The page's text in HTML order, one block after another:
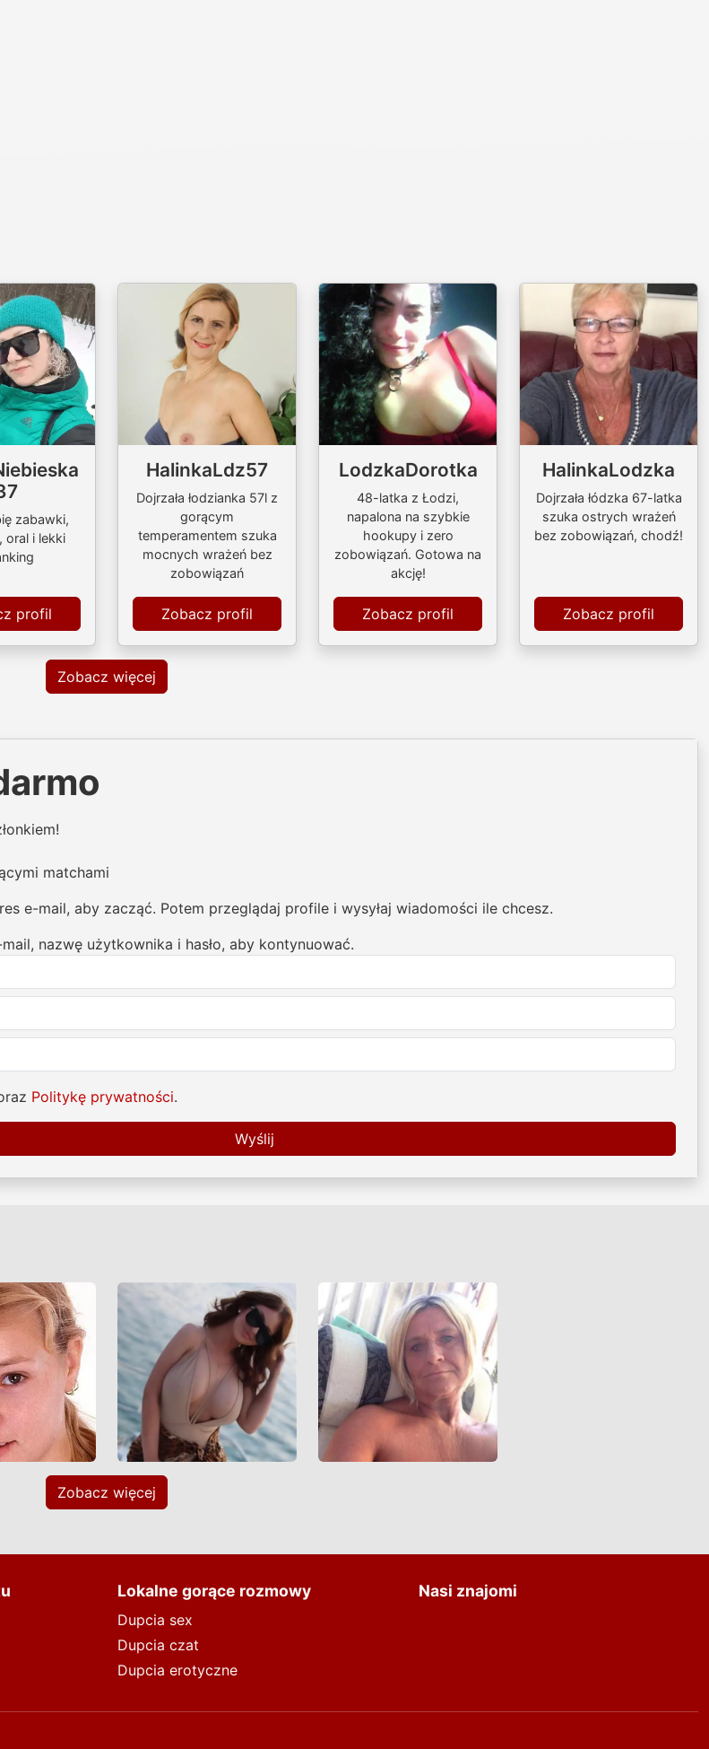
zabawki,
oral i lekki
profil
HalinkaLdz57
Dojrzała łodzianka 57l z
gorącym
temperamentem szuka
mocnych wrażeń bez
zobowiązań
Zobacz profil
LodzkaDorotka
48-latka z Łodzi,
napalona na szybkie
hookupy i zero
zobowiązań. Gotowa na
akcję!
Zobacz profil
HalinkaLodzka
Dojrzała łódzka 67-latka
szuka ostrych wrażeń
bez zobowiązań, chodź!
Zobacz profil
Zobacz więcej
matchami
e-mail, aby zacząć. Potem przeglądaj profile i wysyłaj wiadomości ile chcesz.
nazwę użytkownika i hasło, aby kontynuować.
Politykę prywatności.
Wyślij
Zobacz więcej
Lokalne gorące rozmowy
Dupcia sex
Dupcia czat
Dupcia erotyczne
Nasi znajomi